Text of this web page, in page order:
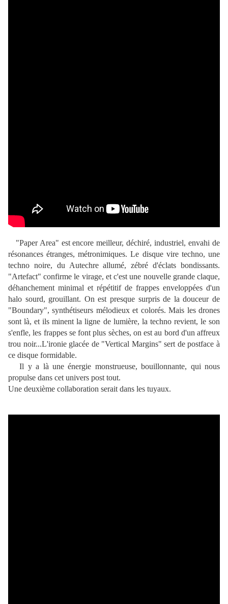
"Paper Area" est encore meilleur, déchiré, industriel, envahi de
résonances étranges, métronimiques. Le disque vire techno, une
techno noire, du Autechre allumé, zébré d'éclats bondissants.
"Artefact" confirme le virage, et c'est une nouvelle grande claque,
déhanchement minimal et répétitif de frappes enveloppées d'un
halo sourd, grouillant. On est presque surpris de la douceur de
"Boundary", synthétiseurs mélodieux et colorés. Mais les drones
sont là, et ils minent la ligne de lumière, la techno revient, le son
s'enfle, les frappes se font plus sèches, on est au bord d'un affreux
trou noir...L'ironie glacée de "Vertical Margins" sert de postface à
ce disque formidable.
Il y a là une énergie monstrueuse, bouillonnante, qui nous
propulse dans cet univers post tout.
Une deuxième collaboration serait dans les tuyaux.